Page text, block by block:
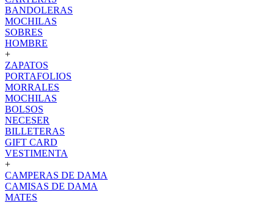
BANDOLERAS
MOCHILAS
SOBRES
HOMBRE
+
ZAPATOS
PORTAFOLIOS
MORRALES
MOCHILAS
BOLSOS
NECESER
BILLETERAS
GIFT CARD
VESTIMENTA
+
CAMPERAS DE DAMA
CAMISAS DE DAMA
MATES